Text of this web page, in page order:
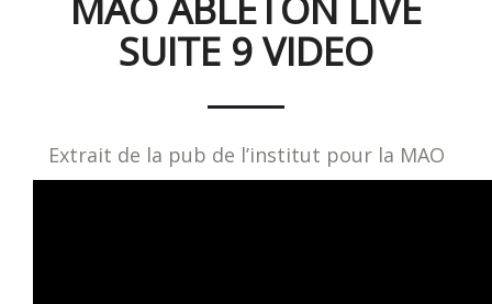
SUITE 9 VIDEO
Extrait de la pub de l’institut pour la MAO